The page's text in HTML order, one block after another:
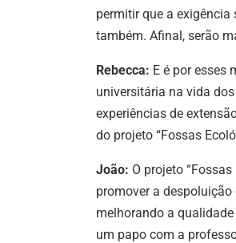
permitir que a
também. Afinal, serão
Rebecca: E é por esses
universitária na vida
experiências de
do projeto “Fossas
João: O projeto
promover a
melhorando a
um papo com a